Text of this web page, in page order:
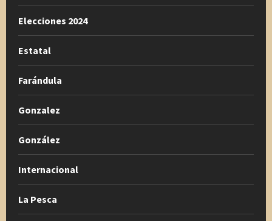
Elecciones 2024
Estatal
Farándula
Gonzalez
González
Internacional
La Pesca